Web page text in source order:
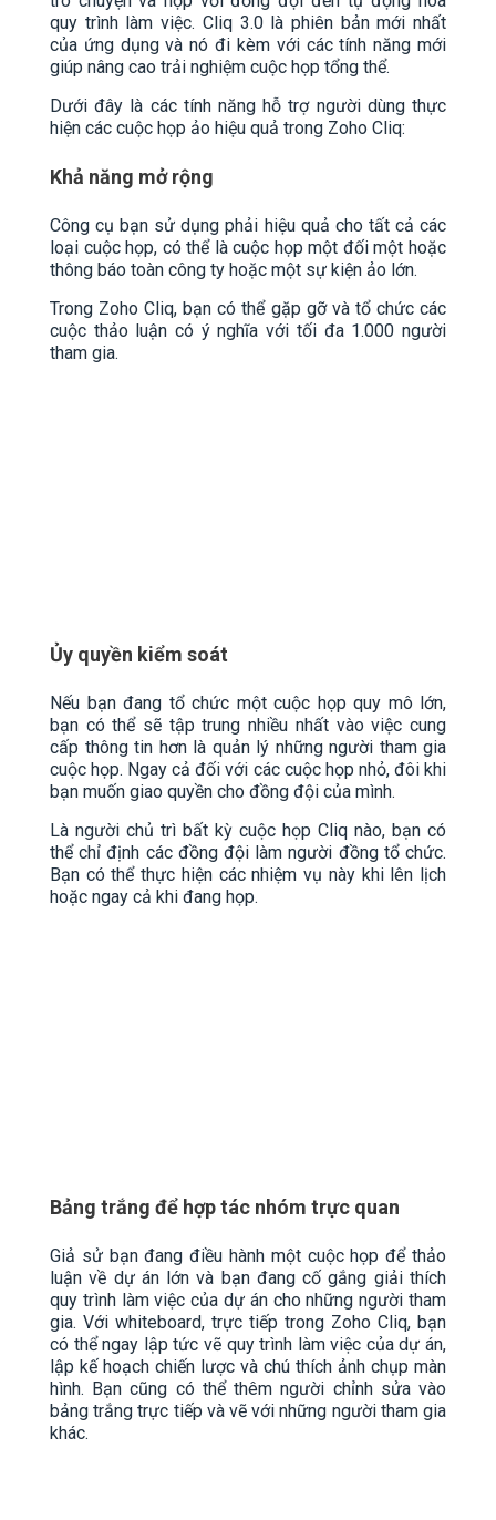
quy trình làm việc. Cliq 3.0 là phiên bản mới nhất
của ứng dụng và nó đi kèm với các tính năng mới
giúp nâng cao trải nghiệm cuộc họp tổng thể.
Dưới đây là các tính năng hỗ trợ người dùng thực
hiện các cuộc họp ảo hiệu quả trong Zoho Cliq:
Khả năng mở rộng
Công cụ bạn sử dụng phải hiệu quả cho tất cả các
loại cuộc họp, có thể là cuộc họp một đối một hoặc
thông báo toàn công ty hoặc một sự kiện ảo lớn.
Trong Zoho Cliq, bạn có thể gặp gỡ và tổ chức các
cuộc thảo luận có ý nghĩa với tối đa 1.000 người
tham gia.
Ủy quyền kiểm soát
Nếu bạn đang tổ chức một cuộc họp quy mô lớn,
bạn có thể sẽ tập trung nhiều nhất vào việc cung
cấp thông tin hơn là quản lý những người tham gia
cuộc họp. Ngay cả đối với các cuộc họp nhỏ, đôi khi
bạn muốn giao quyền cho đồng đội của mình.
Là người chủ trì bất kỳ cuộc họp Cliq nào, bạn có
thể chỉ định các đồng đội làm người đồng tổ chức.
Bạn có thể thực hiện các nhiệm vụ này khi lên lịch
hoặc ngay cả khi đang họp.
Bảng trắng để hợp tác nhóm trực quan
Giả sử bạn đang điều hành một cuộc họp để thảo
luận về dự án lớn và bạn đang cố gắng giải thích
quy trình làm việc của dự án cho những người tham
gia. Với whiteboard, trực tiếp trong Zoho Cliq, bạn
có thể ngay lập tức vẽ quy trình làm việc của dự án,
lập kế hoạch chiến lược và chú thích ảnh chụp màn
hình. Bạn cũng có thể thêm người chỉnh sửa vào
bảng trắng trực tiếp và vẽ với những người tham gia
khác.